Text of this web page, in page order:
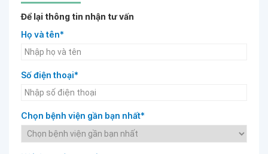
Để lại thông tin nhận tư vấn
Họ và tên*
Số điện thoại*
Chọn bệnh viện gần bạn nhất*